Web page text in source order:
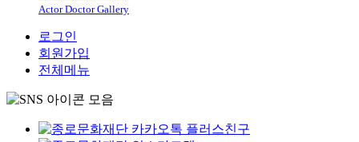
Actor Doctor Gallery
로그인
회원가입
전체메뉴